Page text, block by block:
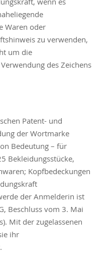
Waren oder
zu verwenden,
um die
des Zeichens
Patent- und
der Wortmarke
Bedeutung – für
Bekleidungsstücke,
Kopfbedeckungen
der Anmelderin ist
Beschluss vom 3. Mai
Mit der zugelassenen
ihr